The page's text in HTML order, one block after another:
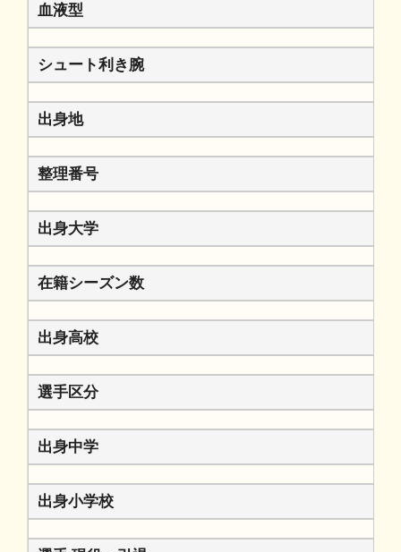
血液型
シュート利き腕
出身地
整理番号
出身大学
在籍シーズン数
出身高校
選手区分
出身中学
出身小学校